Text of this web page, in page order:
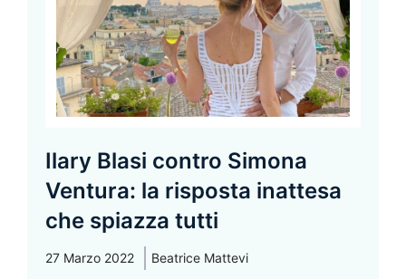
Ilary Blasi contro Simona
Ventura: la risposta inattesa
che spiazza tutti
27 Marzo 2022 Beatrice Mattevi